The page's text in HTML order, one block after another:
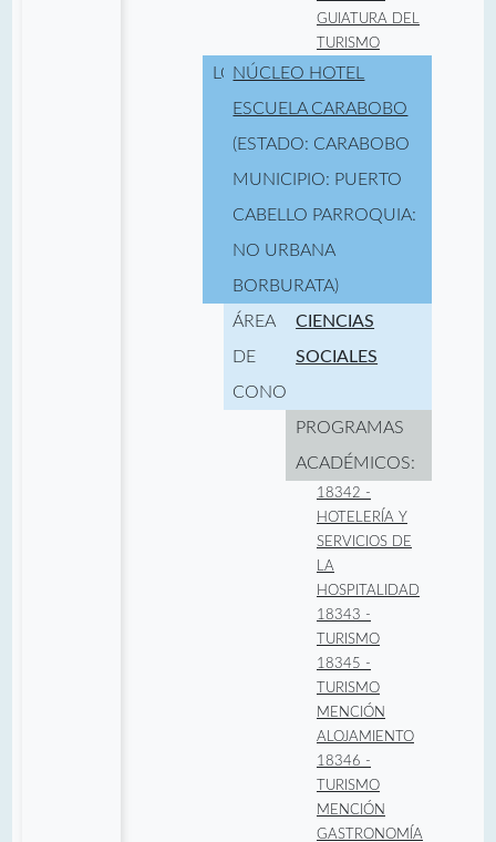
GUIATURA DEL
TURISMO
LOCALIDAD:
NÚCLEO HOTEL
ESCUELA CARABOBO
(ESTADO: CARABOBO
MUNICIPIO: PUERTO
CABELLO PARROQUIA:
NO URBANA
BORBURATA)
ÁREA
DE
CONOCIMIENTO:
CIENCIAS
SOCIALES
PROGRAMAS
ACADÉMICOS:
18342 -
HOTELERÍA Y
SERVICIOS DE
LA
HOSPITALIDAD
18343 -
TURISMO
18345 -
TURISMO
MENCIÓN
ALOJAMIENTO
18346 -
TURISMO
MENCIÓN
GASTRONOMÍA